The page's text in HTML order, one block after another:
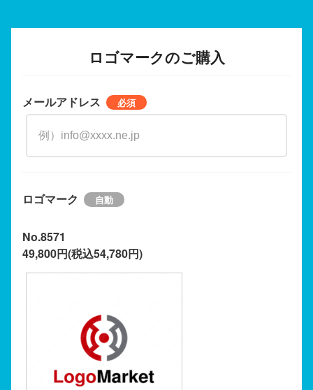
ロゴマークのご購入
メールアドレス
ロゴマーク
No.8571
49,800円(税込54,780円)